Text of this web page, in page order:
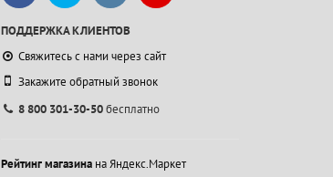
ПОДДЕРЖКА КЛИЕНТОВ
Свяжитесь с нами через сайт
Закажите обратный звонок
8 800 301-30-50бесплатно
Рейтинг магазинана Яндекс.Маркет